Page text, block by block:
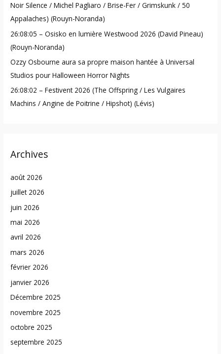
:Noir Silence / Michel Pagliaro / Brise-Fer / Grimskunk / 50
Appalaches) (Rouyn-Noranda)
26:08:05 – Osisko en lumière Westwood 2026 (David Pineau)
(Rouyn-Noranda)
Ozzy Osbourne aura sa propre maison hantée à Universal
Studios pour Halloween Horror Nights
26:08:02 – Festivent 2026 (The Offspring / Les Vulgaires
Machins / Angine de Poitrine / Hipshot) (Lévis)
Archives
août 2026
juillet 2026
juin 2026
mai 2026
avril 2026
mars 2026
février 2026
janvier 2026
Décembre 2025
novembre 2025
octobre 2025
septembre 2025